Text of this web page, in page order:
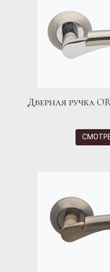
Дверная ручка